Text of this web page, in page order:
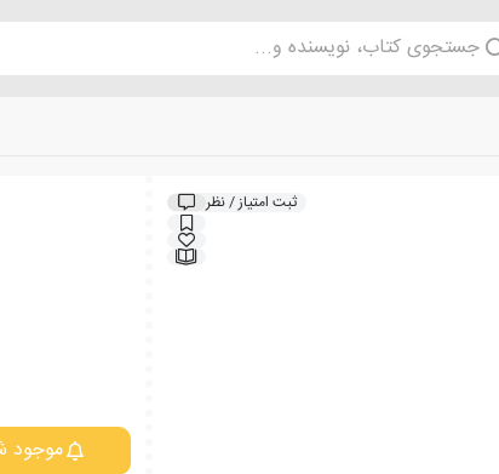
جستجوی کتاب، نویسنده و...
ثبت امتیاز / نظر
موجود